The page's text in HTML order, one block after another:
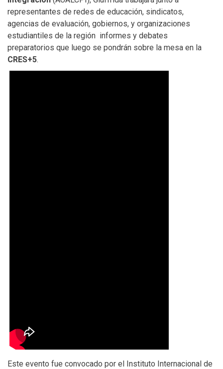
representantes de redes de educación, sindicatos,
agencias de evaluación, gobiernos, y organizaciones
estudiantiles de la región informes y debates
preparatorios que luego se pondrán sobre la mesa en la
CRES+5.
Este evento fue convocado por el Instituto Internacional de